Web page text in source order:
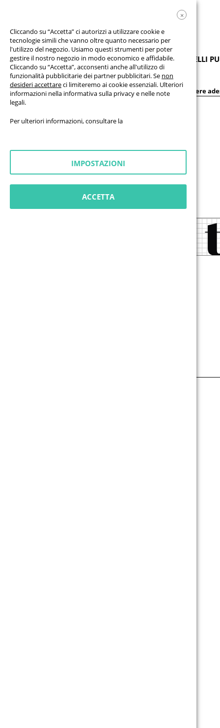
PRODOTTI STRISCIONI BANDIERE PANNELLI
Pellicole & Lettere adesive Lettere adesive Lettere
×
Cliccando su “Accetta” ci autorizzi a utilizzare cookie e
tecnologie simili che vanno oltre quanto necessario per
l'utilizzo del negozio. Usiamo questi strumenti per poter
gestire il nostro negozio in modo economico e affidabile.
Cliccando su “Accetta”, acconsenti anche all'utilizzo di
funzionalità pubblicitarie dei partner pubblicitari. Se non
desideri accettareci limiteremo ai cookie essenziali. Ulteriori
informazioni nella informativa sulla privacye nelle note
legali.
Per ulteriori informazioni, consultare la
IMPOSTAZIONI
ACCETTA